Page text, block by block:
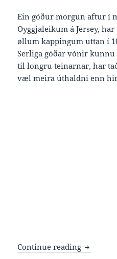
Ein góður morgun aftur í
Oyggjaleikum á Jersey,
øllum kappingum uttan í
Serliga góðar vónir
til longru teinarnar, har
væl meira úthaldni enn
Continue reading Næstu